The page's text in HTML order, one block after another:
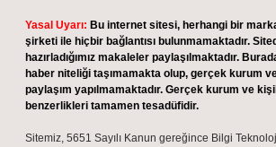
Yasal Uyarı: Bu internet sitesi, herhangi bir
şirketi ile hiçbir bağlantısı bulunmamaktadır.
hazırladığımız makaleler paylaşılmaktadır.
haber niteliği taşımamakta olup, gerçek kurum
paylaşım yapılmamaktadır. Gerçek kurum ve
benzerlikleri tamamen tesadüfidir.
Sitemiz, 5651 Sayılı Kanun gereğince Bilgi